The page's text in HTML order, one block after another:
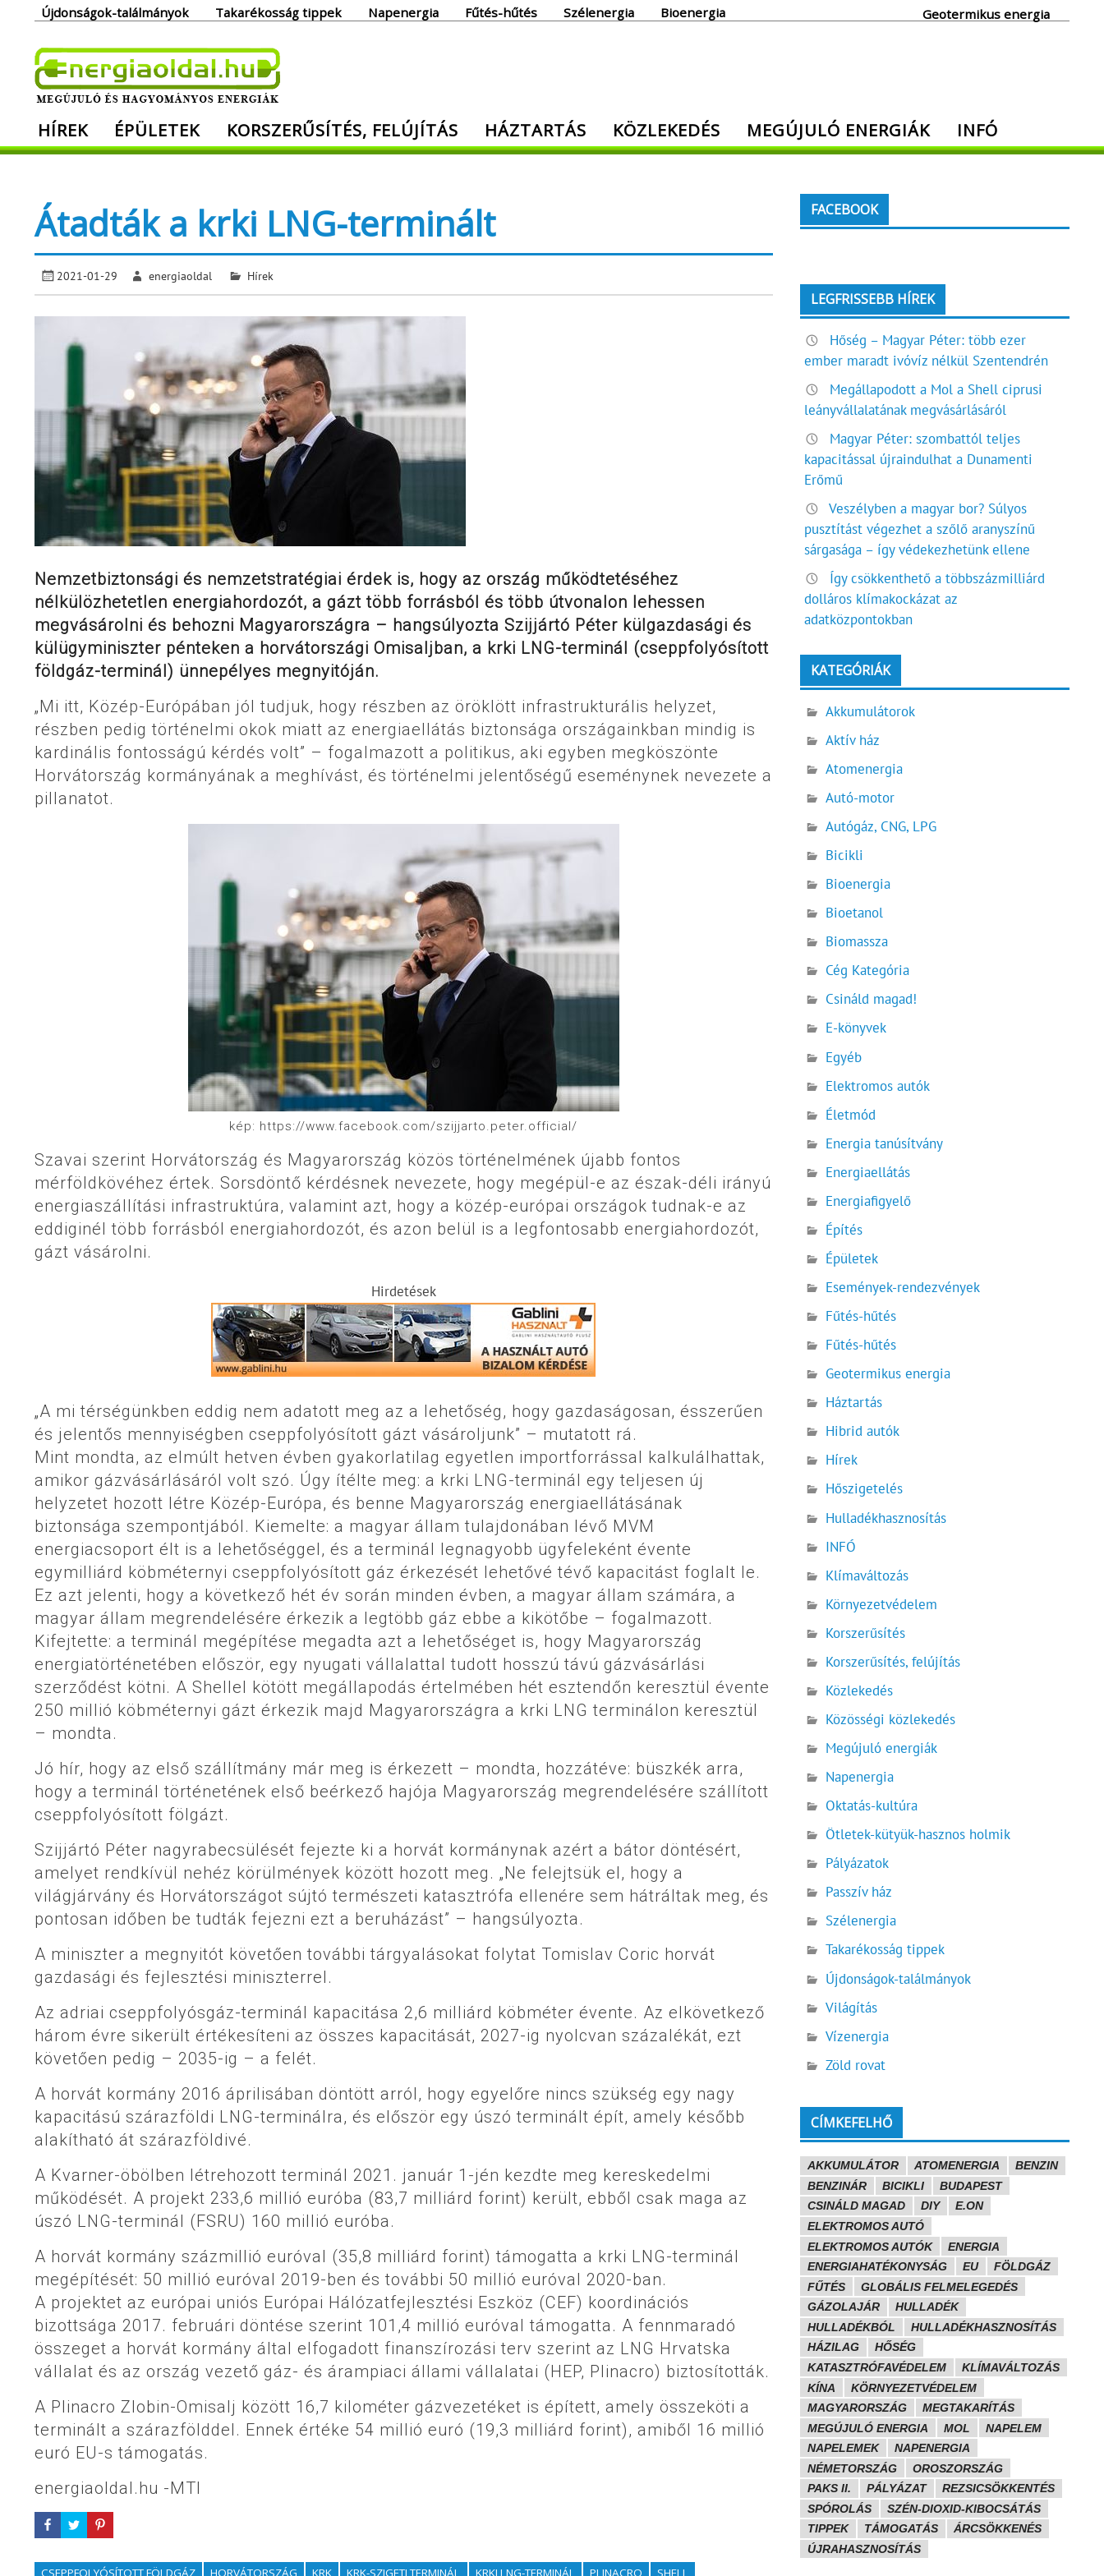
Újdonságok-találmányok Takarékosság tippek Napenergia Fűtés-hűtés Szélenergia Bioenergia Geotermikus energia
Megújuló és hagyományos energiák. Minden, ami energia!
HÍREK ÉPÜLETEK KORSZERŰSÍTÉS, FELÚJÍTÁS HÁZTARTÁS KÖZLEKEDÉS MEGÚJULÓ ENERGIÁK INFÓ
Átadták a krki LNG-terminált
2021-01-29 energiaoldal Hírek
Nemzetbiztonsági és nemzetstratégiai érdek is, hogy az ország működtetéséhez
nélkülözhetetlen energiahordozót, a gázt több forrásból és több útvonalon lehessen
megvásárolni és behozni Magyarországra – hangsúlyozta Szijjártó Péter külgazdasági és
külügyminiszter pénteken a horvátországi Omisaljban, a krki LNG-terminál (cseppfolyósított
földgáz-terminál) ünnepélyes megnyitóján.
„Mi itt, Közép-Európában jól tudjuk, hogy részben az öröklött infrastrukturális helyzet,
részben pedig történelmi okok miatt az energiaellátás biztonsága országainkban mindig is
kardinális fontosságú kérdés volt” – fogalmazott a politikus, aki egyben megköszönte
Horvátország kormányának a meghívást, és történelmi jelentőségű eseménynek nevezete a
pillanatot.
kép: https://www.facebook.com/szijjarto.peter.official/
Szavai szerint Horvátország és Magyarország közös történelmének újabb fontos
mérföldkövéhez értek. Sorsdöntő kérdésnek nevezete, hogy megépül-e az észak-déli irányú
energiaszállítási infrastruktúra, valamint azt, hogy a közép-európai országok tudnak-e az
eddiginél több forrásból energiahordozót, és azon belül is a legfontosabb energiahordozót,
gázt vásárolni.
Hirdetések
„A mi térségünkben eddig nem adatott meg az a lehetőség, hogy gazdaságosan, ésszerűen
és jelentős mennyiségben cseppfolyósított gázt vásároljunk” – mutatott rá.
Mint mondta, az elmúlt hetven évben gyakorlatilag egyetlen importforrással kalkulálhattak,
amikor gázvásárlásáról volt szó. Úgy ítélte meg: a krki LNG-terminál egy teljesen új
helyzetet hozott létre Közép-Európa, és benne Magyarország energiaellátásának
biztonsága szempontjából. Kiemelte: a magyar állam tulajdonában lévő MVM
energiacsoport élt is a lehetőséggel, és a terminál legnagyobb ügyfeleként évente
egymilliárd köbméternyi cseppfolyósított gáz érkezését lehetővé tévő kapacitást foglalt le.
Ez azt jelenti, hogy a következő hét év során minden évben, a magyar állam számára, a
magyar állam megrendelésére érkezik a legtöbb gáz ebbe a kikötőbe – fogalmazott.
Kifejtette: a terminál megépítése megadta azt a lehetőséget is, hogy Magyarország
energiatörténetében először, egy nyugati vállalattal tudott hosszú távú gázvásárlási
szerződést kötni. A Shellel kötött megállapodás értelmében hét esztendőn keresztül évente
250 millió köbméternyi gázt érkezik majd Magyarországra a krki LNG terminálon keresztül
– mondta.
Jó hír, hogy az első szállítmány már meg is érkezett – mondta, hozzátéve: büszkék arra,
hogy a terminál történetének első beérkező hajója Magyarország megrendelésére szállított
cseppfolyósított fölgázt.
Szijjártó Péter nagyrabecsülését fejezte ki a horvát kormánynak azért a bátor döntésért,
amelyet rendkívül nehéz körülmények között hozott meg. „Ne felejtsük el, hogy a
világjárvány és Horvátországot sújtó természeti katasztrófa ellenére sem hátráltak meg, és
pontosan időben be tudták fejezni ezt a beruházást” – hangsúlyozta.
A miniszter a megnyitót követően további tárgyalásokat folytat Tomislav Coric horvát
gazdasági és fejlesztési miniszterrel.
Az adriai cseppfolyósgáz-terminál kapacitása 2,6 milliárd köbméter évente. Az elkövetkező
három évre sikerült értékesíteni az összes kapacitását, 2027-ig nyolcvan százalékát, ezt
követően pedig – 2035-ig – a felét.
A horvát kormány 2016 áprilisában döntött arról, hogy egyelőre nincs szükség egy nagy
kapacitású szárazföldi LNG-terminálra, és először egy úszó terminált épít, amely később
alakítható át szárazföldivé.
A Kvarner-öbölben létrehozott terminál 2021. január 1-jén kezdte meg kereskedelmi
működését. A projekt 233,6 millió euróba (83,7 milliárd forint) került, ebből csak maga az
úszó LNG-terminál (FSRU) 160 millió euróba.
A horvát kormány százmillió euróval (35,8 milliárd forint) támogatta a krki LNG-terminál
megépítését: 50 millió euróval 2019-ben és további 50 millió euróval 2020-ban.
A projektet az európai uniós Európai Hálózatfejlesztési Eszköz (CEF) koordinációs
bizottsága 2017. februári döntése szerint 101,4 millió euróval támogatta. A fennmaradó
összeget a horvát kormány által elfogadott finanszírozási terv szerint az LNG Hrvatska
vállalat és az ország vezető gáz- és árampiaci állami vállalatai (HEP, Plinacro) biztosították.
A Plinacro Zlobin-Omisalj között 16,7 kilométer gázvezetéket is épített, amely összeköti a
terminált a szárazfölddel. Ennek értéke 54 millió euró (19,3 milliárd forint), amiből 16 millió
euró EU-s támogatás.
energiaoldal.hu -MTI
CSEPPFOLYÓSÍTOTT FÖLDGÁZ HORVÁTORSZÁG KRK KRK-SZIGETI TERMINÁL KRKI LNG-TERMINÁL PLINACRO SHELL
FACEBOOK
LEGFRISSEBB HÍREK
Hőség – Magyar Péter: több ezer
ember maradt ivóvíz nélkül Szentendrén
Megállapodott a Mol a Shell ciprusi
leányvállalatának megvásárlásáról
Magyar Péter: szombattól teljes
kapacitással újraindulhat a Dunamenti
Erőmű
Veszélyben a magyar bor? Súlyos
pusztítást végezhet a szőlő aranyszínű
sárgasága – így védekezhetünk ellene
Így csökkenthető a többszázmilliárd
dolláros klímakockázat az
adatközpontokban
KATEGÓRIÁK
Akkumulátorok
Aktív ház
Atomenergia
Autó-motor
Autógáz, CNG, LPG
Bicikli
Bioenergia
Bioetanol
Biomassza
Cég Kategória
Csináld magad!
E-könyvek
Egyéb
Elektromos autók
Életmód
Energia tanúsítvány
Energiaellátás
Energiafigyelő
Építés
Épületek
Események-rendezvények
Fűtés-hűtés
Fűtés-hűtés
Geotermikus energia
Háztartás
Hibrid autók
Hírek
Hőszigetelés
Hulladékhasznosítás
INFÓ
Klímaváltozás
Környezetvédelem
Korszerűsítés
Korszerűsítés, felújítás
Közlekedés
Közösségi közlekedés
Megújuló energiák
Napenergia
Oktatás-kultúra
Ötletek-kütyük-hasznos holmik
Pályázatok
Passzív ház
Szélenergia
Takarékosság tippek
Újdonságok-találmányok
Világítás
Vízenergia
Zöld rovat
CÍMKEFELHŐ
AKKUMULÁTOR ATOMENERGIA
BENZIN
BENZINÁR
BICIKLI
BUDAPEST
CSINÁLD MAGAD
DIY
E.ON
ELEKTROMOS AUTÓ
ELEKTROMOS AUTÓK
ENERGIA
ENERGIAHATÉKONYSÁG
EU
FÖLDGÁZ
FŰTÉS
GLOBÁLIS FELMELEGEDÉS
GÁZOLAJÁR
HULLADÉK
HULLADÉKBÓL
HULLADÉKHASZNOSÍTÁS
HÁZILAG
HŐSÉG
KATASZTRÓFAVÉDELEM
KLÍMAVÁLTOZÁS
KÍNA
KÖRNYEZETVÉDELEM
MAGYARORSZÁG
MEGTAKARÍTÁS
MEGÚJULÓ ENERGIA
MOL
NAPELEM
NAPELEMEK
NAPENERGIA
NÉMETORSZÁG
OROSZORSZÁG
PAKS II.
PÁLYÁZAT
REZSICSÖKKENTÉS
SPÓROLÁS
SZÉN-DIOXID-KIBOCSÁTÁS
TIPPEK
TÁMOGATÁS
ÁRCSÖKKENÉS
ÚJRAHASZNOSÍTÁS